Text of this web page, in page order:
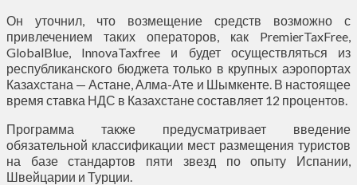
Он уточнил, что возмещение средств возможно с
привлечением таких операторов, как PremierTaxFree,
GlobalBlue, InnovaTaxfree и будет осуществляться из
республиканского бюджета только в крупных аэропортах
Казахстана — Астане, Алма-Ате и Шымкенте. В настоящее
время ставка НДС в Казахстане составляет 12 процентов.
Программа также предусматривает введение
обязательной классификации мест размещения туристов
на базе стандартов пяти звезд по опыту Испании,
Швейцарии и Турции.